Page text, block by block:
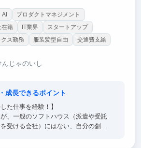
プロダクトマネジメント
在籍
IT業界
スタートアップ
ス勤務 服装髪型自由 交通費支給
じゃのいし
成長できるポイント
た仕事を経験！】
、一般のソフトハウス（派遣や受託
受ける会社）にはない、自分の創造